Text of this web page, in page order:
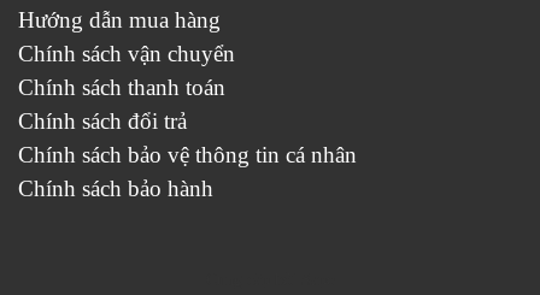
Hướng dẫn mua hàng
Chính sách vận chuyển
Chính sách thanh toán
Chính sách đổi trả
Chính sách bảo vệ thông tin cá nhân
Chính sách bảo hành